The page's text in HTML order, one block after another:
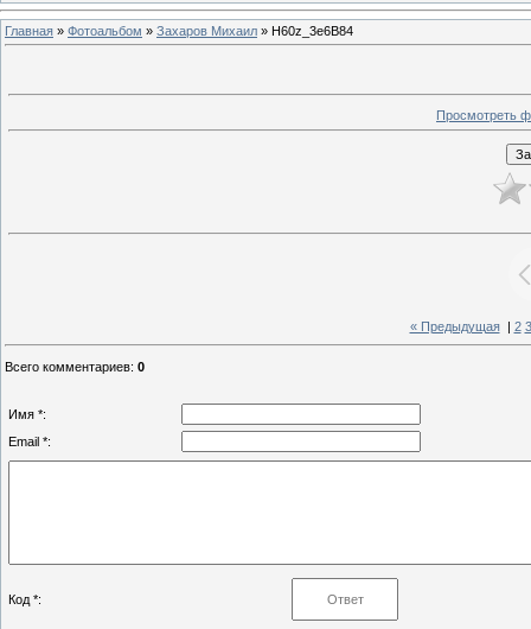
Главная » Фотоальбом » Захаров Михаил » H60z_3e6B84
Просмотреть
« Предыдущая| 2 3
Всего комментариев: 0
Имя *:
Email *:
Код *: